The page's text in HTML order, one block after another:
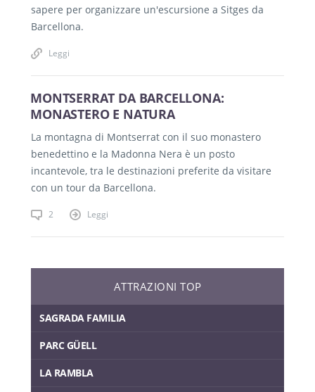
sapere per organizzare un'escursione a Sitges da
Barcellona.
Leggi
MONTSERRAT DA BARCELLONA:
MONASTERO E NATURA
La montagna di Montserrat con il suo monastero
benedettino e la Madonna Nera è un posto
incantevole, tra le destinazioni preferite da visitare
con un tour da Barcellona.
2 Leggi
ATTRAZIONI TOP
SAGRADA FAMILIA
PARC GÜELL
LA RAMBLA